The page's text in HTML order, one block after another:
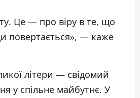
Це — про віру в те, що
повертається», — каже
літери — свідомий
у спільне майбутнє. У